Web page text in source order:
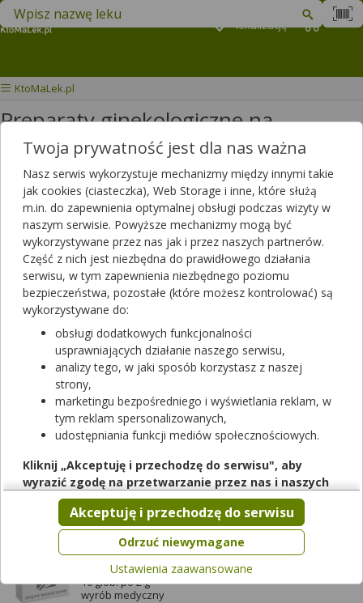
lokalizację
Znajdź lek w swojej okolicy
KtoMaLek.pl
Preparaty ginekologiczne na
infekcje/podrażnienia
Wybierz grupę produktów
W tej kategorii znajdziesz pozostałe produkty dla kobiet stosowane
w celach zabobiegania oraz łagodzenia objawów dyskomfortu w
okolicach intymnych.
Filtrowanie
Filtrowanie
Wyniki wyszukiwania(154)
Wyczyść filtry
Abiofem Żel dopochwowy
7 aplik. po 5 g
wyrób medyczny
Dostępność
Dodaj do koszyka
Albivag Kadefarm Globulki dopochwowe
10 glob. po 2 g
wyrób medyczny
Twoja prywatność jest dla nas ważna
Nasz serwis wykorzystuje mechanizmy między innymi takie
jak cookies (ciasteczka), Web Storage i inne, które służą
m.in. do zapewnienia optymalnej obsługi podczas wizyty w
naszym serwisie. Powyższe mechanizmy mogą być
wykorzystywane przez nas jak i przez naszych partnerów.
Część z nich jest niezbędna do prawidłowego działania
serwisu, w tym zapewnienia niezbędnego poziomu
bezpieczeństwa, pozostałe (które możesz kontrolować) są
wykorzystywane do:
obsługi dodatkowych funkcjonalności
usprawniających działanie naszego serwisu,
analizy tego, w jaki sposób korzystasz z naszej
strony,
marketingu bezpośredniego i wyświetlania reklam, w
tym reklam spersonalizowanych,
udostępniania funkcji mediów społecznościowych.
Kliknij „Akceptuję i przechodzę do serwisu", aby
wyrazić zgodę na przetwarzanie przez nas i naszych
partnerów Twoich danych w powyższych celach.
Pamiętaj, że wyrażenie zgody jest dobrowolne, a wyrażoną
zgodę możesz w każdej chwili cofnąć, możesz też wycofać
zgodę na przetwarzanie Twoich danych tylko w niektórych
celach. Jeżeli chcesz dowiedzieć się więcej lub chcesz
przeprowadzić konfigurację szczegółową, to możesz tego
Odrzuć niewymagane
Akceptuję i przechodzę do serwisu
Ustawienia zaawansowane